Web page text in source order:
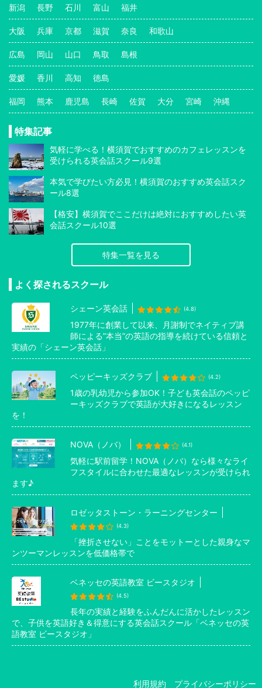
新潟 長野 石川 富山 福井
大阪 兵庫 京都 滋賀 奈良 和歌山
広島 岡山 山口 鳥取 島根
愛媛 香川 高知 徳島
福岡 熊本 鹿児島 長崎 佐賀 大分 宮崎 沖縄
特集記事
気軽に学べる！横須賀でおすすめのカフェレッスンを
受けられる英会話スクール9選
本気で学びたい方必見！横須賀のおすすめ英会話スク
ール8選
【格安】横須賀でここだけは絶対におすすめしたい英
会話スクール10選
特集一覧を見る
よく探されるスクール
シェーン英会話 (4.8)
1977年に創業して以来、月謝制でネイティブ講
師による”本当”の英語の指導を続けている信頼と
実績の「シェーン英会話」
ペッピーキッズクラブ (4.2)
1歳の乳幼児から参加OK！子ども英会話のペッピ
ーキッズクラブで英語が大好きになるレッスン
を！
NOVA（ノバ） (4.1)
気軽に駅前留学！NOVA（ノバ）なら様々なライ
フスタイルに合わせた最適なレッスンが受けられ
ます♪
ロゼッタストーン・ラーニングセンター
(4.3)
「挫折させない」ことをモットーとした親身なマ
ンツーマンレッスンを低価格帯で
ベネッセの英語教室 ビースタジオ
(4.5)
長年の実績と経験をふんだんに活かしたレッスン
で、子供を英語好き＆得意にする英会話スクール「ベネッセの英
語教室 ビースタジオ」
利用規約 プライバシーポリシー